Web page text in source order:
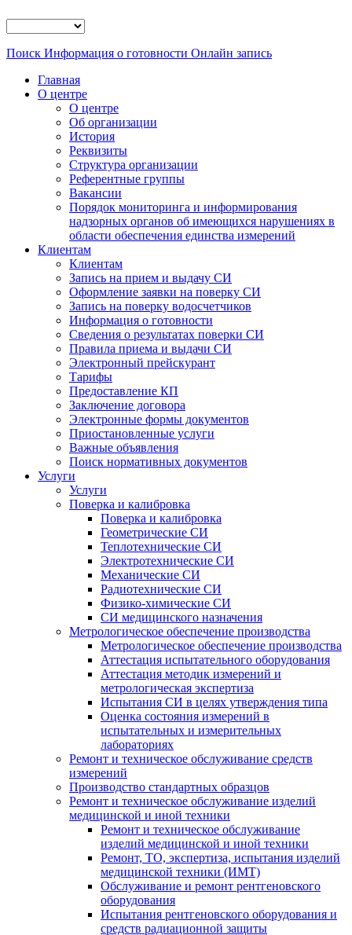
Поиск Информация о готовности Онлайн запись
Главная
О центре
О центре
Об организации
История
Реквизиты
Структура организации
Референтные группы
Вакансии
Порядок мониторинга и информирования
надзорных органов об имеющихся нарушениях в
области обеспечения единства измерений
Клиентам
Клиентам
Запись на прием и выдачу СИ
Оформление заявки на поверку СИ
Запись на поверку водосчетчиков
Информация о готовности
Сведения о результатах поверки СИ
Правила приема и выдачи СИ
Электронный прейскурант
Тарифы
Предоставление КП
Заключение договора
Электронные формы документов
Приостановленные услуги
Важные объявления
Поиск нормативных документов
Услуги
Услуги
Поверка и калибровка
Поверка и калибровка
Геометрические СИ
Теплотехнические СИ
Электротехнические СИ
Механические СИ
Радиотехнические СИ
Физико-химические СИ
СИ медицинского назначения
Метрологическое обеспечение производства
Метрологическое обеспечение производства
Аттестация испытательного оборудования
Аттестация методик измерений и
метрологическая экспертиза
Испытания СИ в целях утверждения типа
Оценка состояния измерений в
испытательных и измерительных
лабораториях
Ремонт и техническое обслуживание средств
измерений
Производство стандартных образцов
Ремонт и техническое обслуживание изделий
медицинской и иной техники
Ремонт и техническое обслуживание
изделий медицинской и иной техники
Ремонт, ТО, экспертиза, испытания изделий
медицинской техники (ИМТ)
Обслуживание и ремонт рентгеновского
оборудования
Испытания рентгеновского оборудования и
средств радиационной защиты